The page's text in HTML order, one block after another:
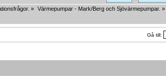
» Värmepumpar - Mark/Berg och Sjövärmepumpar. »
Gå till: